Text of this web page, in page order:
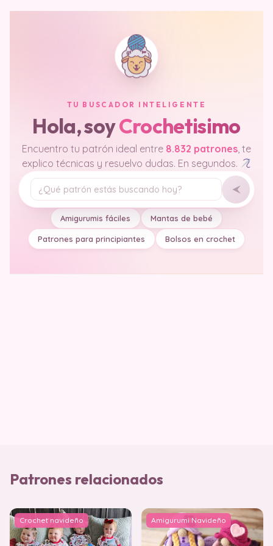
TU BUSCADOR INTELIGENTE
Hola, soyCrochetisimo
Encuentro tu patrón ideal entre 8.832 patrones, te
explico técnicas y resuelvo dudas. En segundos.
Tu pregunta
Amigurumis fáciles Mantas de bebé
Patrones para principiantes Bolsos en crochet
Patrones relacionados
Crochet navideño Amigurumi Navideño